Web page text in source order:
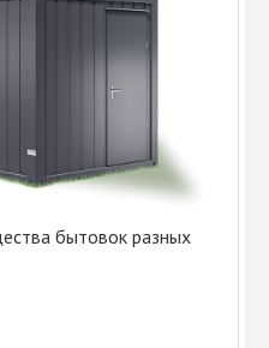
бытовок разных